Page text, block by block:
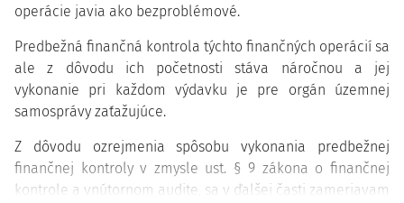
operácie javia ako bezproblémové.
Predbežná finančná kontrola týchto finančných operácií sa
ale z dôvodu ich početnosti stáva náročnou a jej
vykonanie pri každom výdavku je pre orgán územnej
samosprávy zaťažujúce.
Z dôvodu ozrejmenia spôsobu vykonania predbežnej
finančnej kontroly v zmysle ust. § 9 zákona o finančnej
kontrole a vnútornom audite, sa v ďalšej časti zameriavam